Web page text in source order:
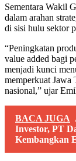
Sementara Wakil
dalam arahan
di sisi hulu sektor
“Peningkatan
value added bagi
menjadi kunci
memperkuat Jawa
nasional,” ujar
BACA JUGA
Investor, PT
Kembangkan